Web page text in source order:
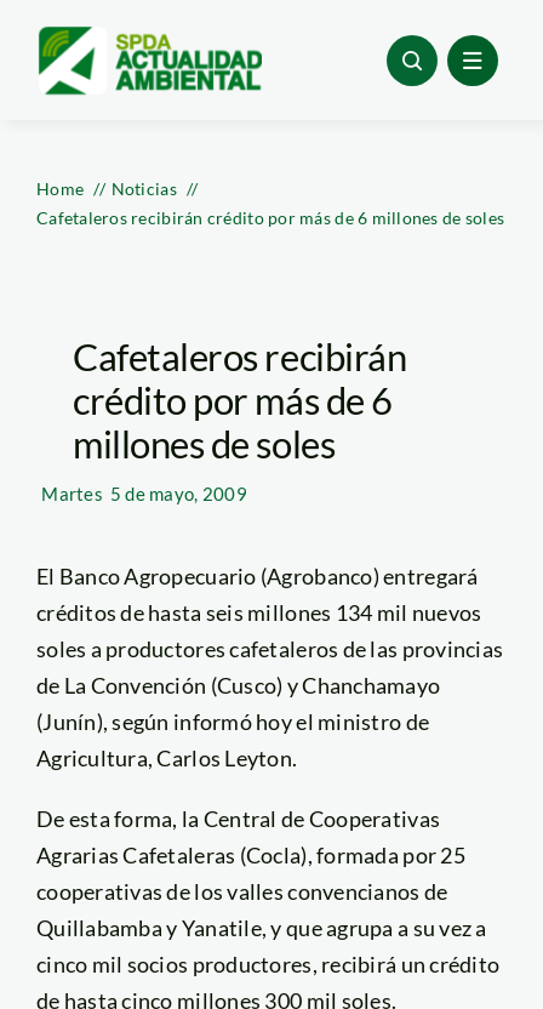
content
Home
Noticias
Cafetaleros recibirán crédito por más de 6 millones de soles
Cafetaleros recibirán
crédito por más de 6
millones de soles
Martes 5 de mayo, 2009
El Banco Agropecuario (Agrobanco) entregará
créditos de hasta seis millones 134 mil nuevos
soles a productores cafetaleros de las provincias
de La Convención (Cusco) y Chanchamayo
(Junín), según informó hoy el ministro de
Agricultura, Carlos Leyton.
De esta forma, la Central de Cooperativas
Agrarias Cafetaleras (Cocla), formada por 25
cooperativas de los valles convencianos de
Quillabamba y Yanatile, y que agrupa a su vez a
cinco mil socios productores, recibirá un crédito
de hasta cinco millones 300 mil soles.